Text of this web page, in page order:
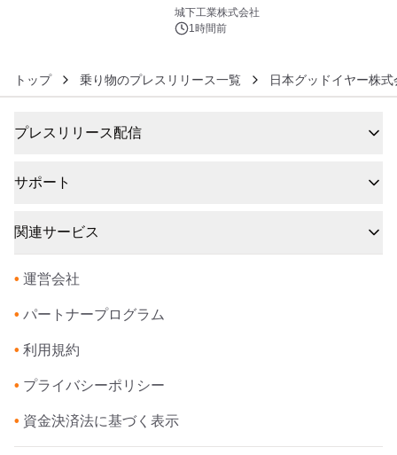
ーブル1本つなぐだけ、テレビの音が
ぐっと豊かに
城下工業株式会社
1時間前
トップ 乗り物のプレスリリース一覧 日本グッドイヤー株式
プレスリリース配信
サポート
関連サービス
• 運営会社
• パートナープログラム
• 利用規約
• プライバシーポリシー
• 資金決済法に基づく表示